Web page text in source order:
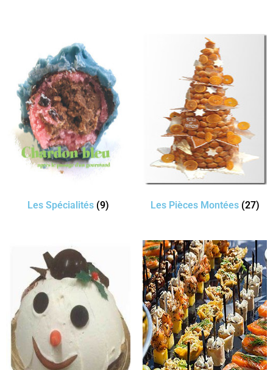
Les Spécialités (9) Les Pièces Montées (27)